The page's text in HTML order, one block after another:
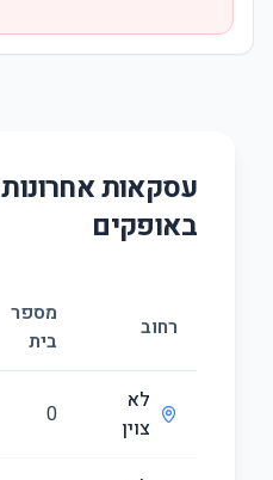
עסקאות אחרונות
באופקים
רחוב
מספר
בית
לא
צוין
0